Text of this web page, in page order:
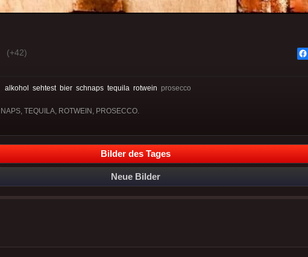
(+42)
alkohol sehtest bier schnaps tequila rotwein prosecco
TEQUILA, ROTWEIN, PROSECCO.
Bilder des Tages
Neue Bilder